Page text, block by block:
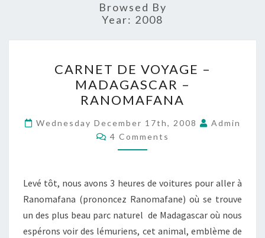
Browsed By
Year: 2008
DE
VOYAGE
–
MADAGASCAR
–
RANOMAFANA
CARNET DE VOYAGE –
MADAGASCAR –
RANOMAFANA
Wednesday December 17th, 2008
Admin
Comments
4 Comments
Levé tôt, nous avons 3 heures de voitures pour aller à
Ranomafana (prononcez Ranomafane) où se trouve
un des plus beau parc naturel de Madagascar où nous
espérons voir des lémuriens, cet animal, emblème de